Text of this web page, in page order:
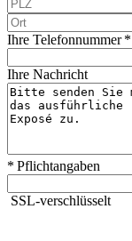
Ihre Telefonnummer *
Ihre Nachricht
* Pflichtangaben
SSL-verschlüsselt